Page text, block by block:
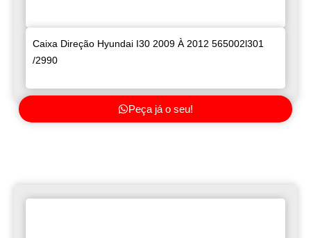
Caixa Direção Hyundai I30 2009 À 2012 565002l301
/2990
Peça já o seu!